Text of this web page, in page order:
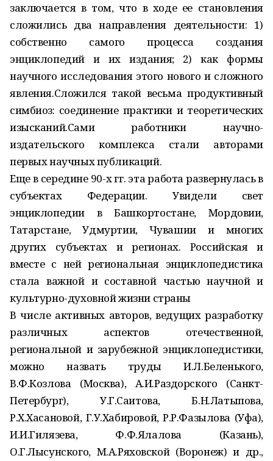
заключается в том, что в ходе ее становления
сложились два направления деятельности: 1)
собственно самого процесса создания
энциклопедий и их издания; 2) как формы
научного исследования этого нового и сложного
явления.Сложился такой весьма продуктивный
симбиоз: соединение практики и теоретических
изысканий.Сами работники научно-
издательского комплекса стали авторами
первых научных публикаций.
Еще в середине 90-х гг. эта работа развернулась в
субъектах Федерации. Увидели свет
энциклопедии в Башкортостане, Мордовии,
Татарстане, Удмуртии, Чувашии и многих
других субъектах и регионах. Российская и
вместе с ней региональная энциклопедистика
стала важной и составной частью научной и
культурно-духовной жизни страны
В числе активных авторов, ведущих разработку
различных аспектов отечественной,
региональной и зарубежной энциклопедистики,
можно назвать труды И.Л.Беленького,
В.Ф.Козлова (Москва), А.И.Раздорского (Санкт-
Петербург), У.Г.Саитова, Б.Н.Латыпова,
Р.Х.Хасановой, Г.У.Хабировой, Р.Р.Фазылова (Уфа),
И.И.Гилязева, Ф.Ф.Ялалова (Казань),
О.Г.Лысунского, М.А.Ряховской (Воронеж) и др.,